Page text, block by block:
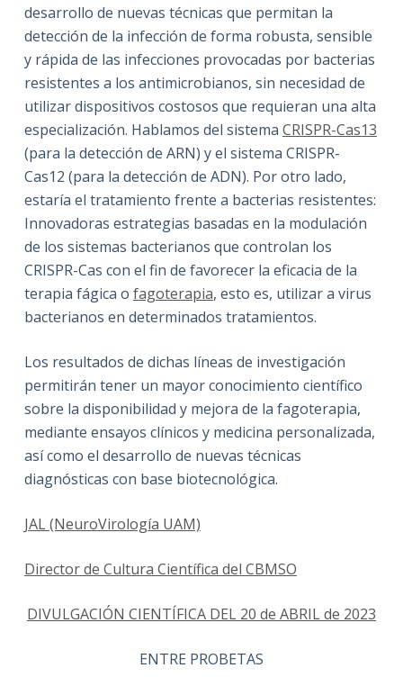
desarrollo de nuevas técnicas que permitan la
detección de la infección de forma robusta, sensible
y rápida de las infecciones provocadas por bacterias
resistentes a los antimicrobianos, sin necesidad de
utilizar dispositivos costosos que requieran una alta
especialización. Hablamos del sistema CRISPR-Cas13
(para la detección de ARN) y el sistema CRISPR-
Cas12 (para la detección de ADN). Por otro lado,
estaría el tratamiento frente a bacterias resistentes:
Innovadoras estrategias basadas en la modulación
de los sistemas bacterianos que controlan los
CRISPR-Cas con el fin de favorecer la eficacia de la
terapia fágica o fagoterapia, esto es, utilizar a virus
bacterianos en determinados tratamientos.
Los resultados de dichas líneas de investigación
permitirán tener un mayor conocimiento científico
sobre la disponibilidad y mejora de la fagoterapia,
mediante ensayos clínicos y medicina personalizada,
así como el desarrollo de nuevas técnicas
diagnósticas con base biotecnológica.
JAL (NeuroVirología UAM)
Director de Cultura Científica del CBMSO
DIVULGACIÓN CIENTÍFICA DEL 20 de ABRIL de 2023
ENTRE PROBETAS